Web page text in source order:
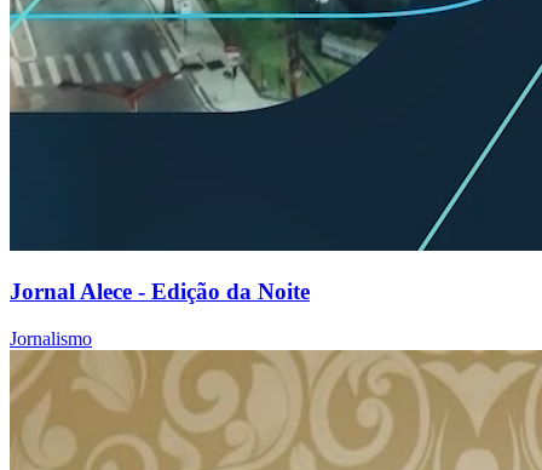
Jornal Alece - Edição da Noite
Jornalismo